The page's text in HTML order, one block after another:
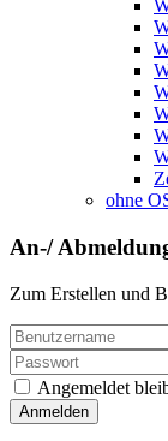
ohne
An-/
Zum Erstellen und
Angemeldet
Anmelden